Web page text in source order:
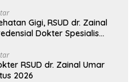
Gigi, RSUD dr. Zainal
Dokter Spesialis
RSUD dr. Zainal Umar
2026